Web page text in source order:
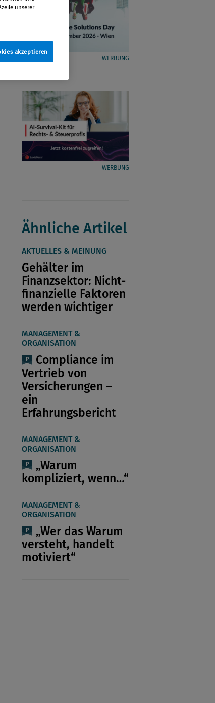
WERBUNG
WERBUNG
Ähnliche Artikel
AKTUELLES & MEINUNG
Gehälter im
Finanzsektor: Nicht-
finanzielle Faktoren
werden wichtiger
MANAGEMENT &
ORGANISATION
Compliance im
Vertrieb von
Versicherungen –
ein
Erfahrungsbericht
MANAGEMENT &
ORGANISATION
„Warum
kompliziert, wenn…“
MANAGEMENT &
ORGANISATION
„Wer das Warum
versteht, handelt
motiviert“
unserer
akzeptieren